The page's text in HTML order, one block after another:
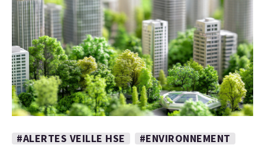
#ALERTES VEILLE HSE
#ENVIRONNEMENT